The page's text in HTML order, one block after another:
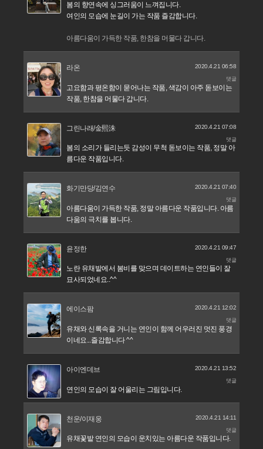
봄의 향연속에 싱그러움이 느껴집니다.
여인의 모습에 눈길이 가는 작품 즐감합니다.
아름다움이 가득한 작품, 한참을 머물다 갑니다.
라온 2020.4.21 06:58
댓글
고요함과 평온함이 묻어나는 작품, 색감이 아주 돋보이는
작품, 한참을 머물다 갑니다.
그린나래/金熙洙 2020.4.21 07:08
댓글
봄의 소리가 들리는듯 감성이 무척 돋보이는 작품, 정말 아
름다운 작품입니다.
화기만당/김연수 2020.4.21 07:40
댓글
아름다움이 가득한 작품, 정말 아름다운 작품입니다. 아름
다움의 극치를 봅니다.
윤정한 2020.4.21 09:47
댓글
노란 유채밭에서 봄비를 맞으며 데이트하는 연인들이 잘
묘사되었네요..^^
에이스팜 2020.4.21 12:02
댓글
유채와 신록속을 거니는 연인이 함께 어우러진 멋진 풍경
이네요...즐감합니다 ^^
아이엔데브 2020.4.21 13:52
댓글
연인의 모습이 잘 어울리는 그림입니다.
천운/이재웅 2020.4.21 14:11
댓글
유채꽃밭 연인의 모습이 운치있는 아름다운 작품입니다.